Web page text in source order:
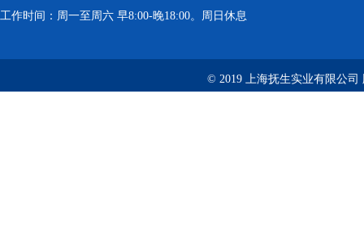
工作时间：周一至周六 早8:00-晚18:00。周日休息
© 2019 上海抚生实业有限公司